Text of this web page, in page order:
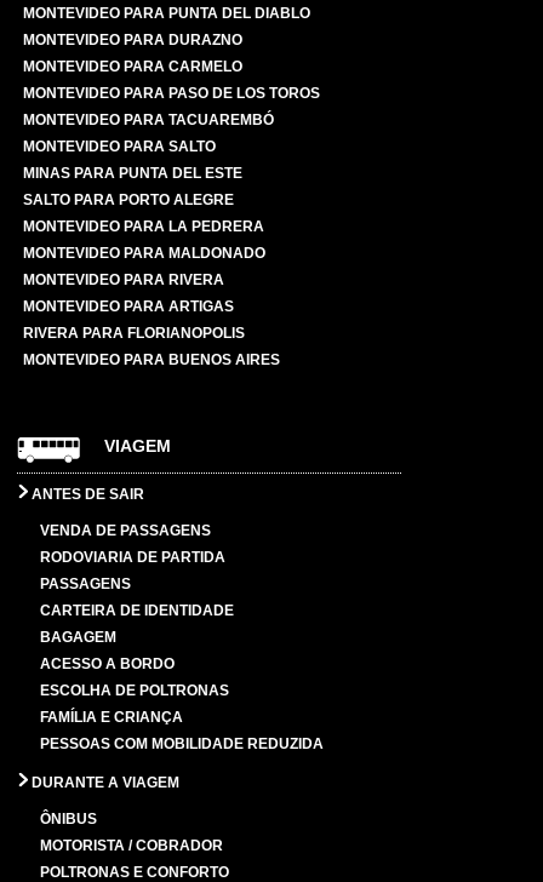
MONTEVIDEO PARA PUNTA DEL DIABLO
MONTEVIDEO PARA DURAZNO
MONTEVIDEO PARA CARMELO
MONTEVIDEO PARA PASO DE LOS TOROS
MONTEVIDEO PARA TACUAREMBÓ
MONTEVIDEO PARA SALTO
MINAS PARA PUNTA DEL ESTE
SALTO PARA PORTO ALEGRE
MONTEVIDEO PARA LA PEDRERA
MONTEVIDEO PARA MALDONADO
MONTEVIDEO PARA RIVERA
MONTEVIDEO PARA ARTIGAS
RIVERA PARA FLORIANOPOLIS
MONTEVIDEO PARA BUENOS AIRES
VIAGEM
ANTES DE SAIR
VENDA DE PASSAGENS
RODOVIARIA DE PARTIDA
PASSAGENS
CARTEIRA DE IDENTIDADE
BAGAGEM
ACESSO A BORDO
ESCOLHA DE POLTRONAS
FAMÍLIA E CRIANÇA
PESSOAS COM MOBILIDADE REDUZIDA
DURANTE A VIAGEM
ÔNIBUS
MOTORISTA / COBRADOR
POLTRONAS E CONFORTO